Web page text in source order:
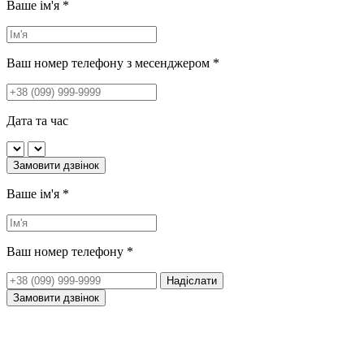
Ваше ім'я *
Ваш номер телефону з месенджером *
Дата та час
Замовити дзвінок
Ваше ім'я *
Ваш номер телефону *
Надіслати
Замовити дзвінок